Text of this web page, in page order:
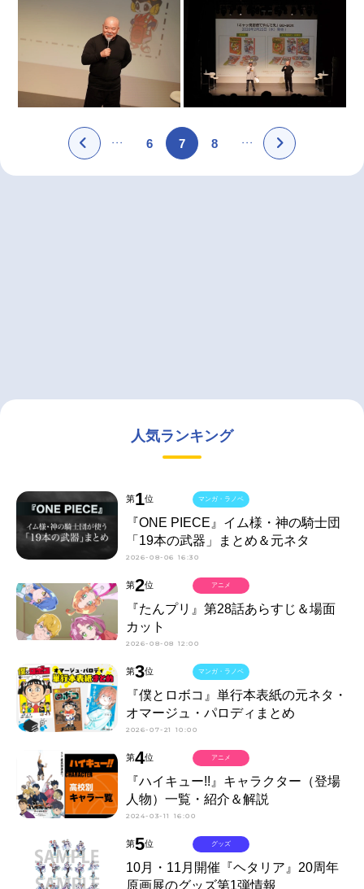
6 7 8
人気ランキング
第1位
『ONE PIECE』イム様・神の騎士団
「19本の武器」まとめ＆元ネタ
2026-08-06 16:30
マンガ・ラノベ
第2位
『たんプリ』第28話あらすじ＆場面
カット
2026-08-08 12:00
アニメ
第3位
『僕とロボコ』単行本表紙の元ネタ・
オマージュ・パロディまとめ
2026-07-21 10:00
マンガ・ラノベ
第4位
『ハイキュー!!』キャラクター（登場
人物）一覧・紹介＆解説
2024-03-11 16:00
アニメ
第5位
10月・11月開催『ヘタリア』20周年
原画展のグッズ第1弾情報
グッズ